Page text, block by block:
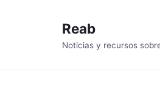
Reab
Noticias y recursos